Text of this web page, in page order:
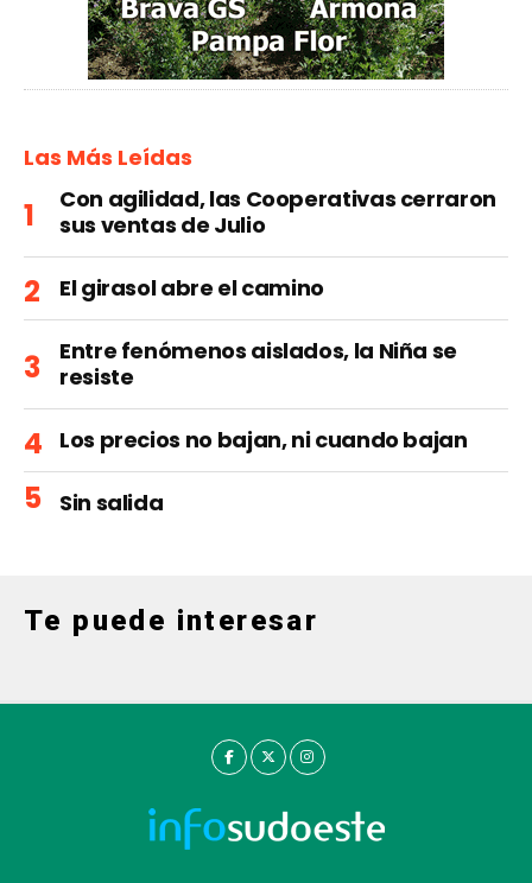
Las Más Leídas
Con agilidad, las Cooperativas cerraron
sus ventas de Julio
El girasol abre el camino
Entre fenómenos aislados, la Niña se
resiste
Los precios no bajan, ni cuando bajan
Sin salida
Te puede interesar